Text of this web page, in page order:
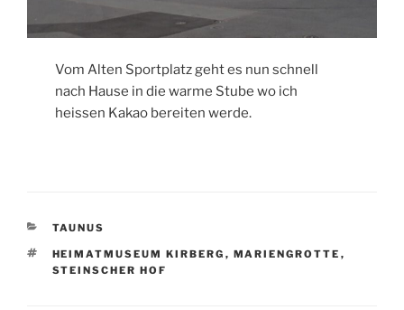
Vom Alten Sportplatz geht es nun schnell
nach Hause in die warme Stube wo ich
heissen Kakao bereiten werde.
KATEGORIEN
TAUNUS
SCHLAGWÖRTER
HEIMATMUSEUM KIRBERG , MARIENGROTTE ,
STEINSCHER HOF